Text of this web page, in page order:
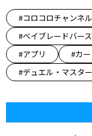
#コロコロチャンネル
#ベイブレードバー
#アプリ
#カー
#デュエル・マスタ